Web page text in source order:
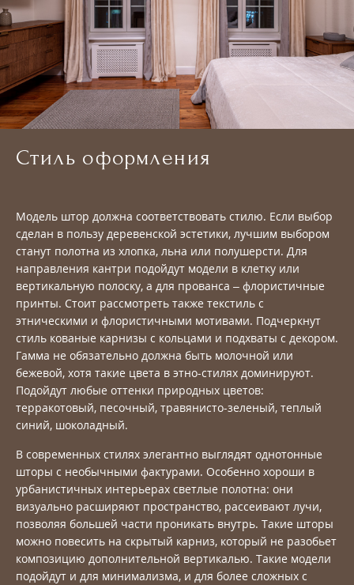
Стиль оформления
Модель штор должна соответствовать стилю. Если выбор
сделан в пользу деревенской эстетики, лучшим выбором
станут полотна из хлопка, льна или полушерсти. Для
направления кантри подойдут модели в клетку или
вертикальную полоску, а для прованса – флористичные
принты. Стоит рассмотреть также текстиль с
этническими и флористичными мотивами. Подчеркнут
стиль кованые карнизы с кольцами и подхваты с декором.
Гамма не обязательно должна быть молочной или
бежевой, хотя такие цвета в этно-стилях доминируют.
Подойдут любые оттенки природных цветов:
терракотовый, песочный, травянисто-зеленый, теплый
синий, шоколадный.
В современных стилях элегантно выглядят однотонные
шторы с необычными фактурами. Особенно хороши в
урбанистичных интерьерах светлые полотна: они
визуально расширяют пространство, рассеивают лучи,
позволяя большей части проникать внутрь. Такие шторы
можно повесить на скрытый карниз, который не разобьет
композицию дополнительной вертикалью. Такие модели
подойдут и для минимализма, и для более сложных с